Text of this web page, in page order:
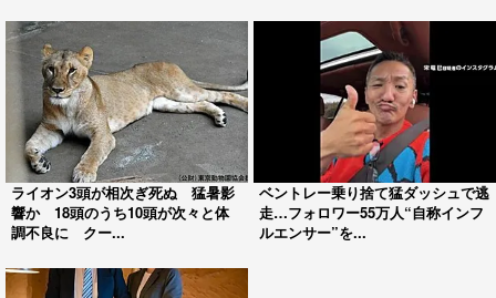
ライオン3頭が相次ぎ死ぬ 猛暑影
響か 18頭のうち10頭が次々と体
調不良に クー...
ベントレー乗り捨て猛ダッシュで逃
走…フォロワー55万人“自称インフ
ルエンサー”を...